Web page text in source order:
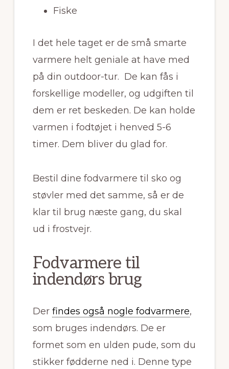
Fiske
I det hele taget er de små smarte
varmere helt geniale at have med
på din outdoor-tur. De kan fås i
forskellige modeller, og udgiften til
dem er ret beskeden. De kan holde
varmen i fodtøjet i henved 5-6
timer. Dem bliver du glad for.
Bestil dine fodvarmere til sko og
støvler med det samme, så er de
klar til brug næste gang, du skal
ud i frostvejr.
Fodvarmere til
indendørs brug
Der findes også nogle fodvarmere,
som bruges indendørs. De er
formet som en ulden pude, som du
stikker fødderne ned i. Denne type